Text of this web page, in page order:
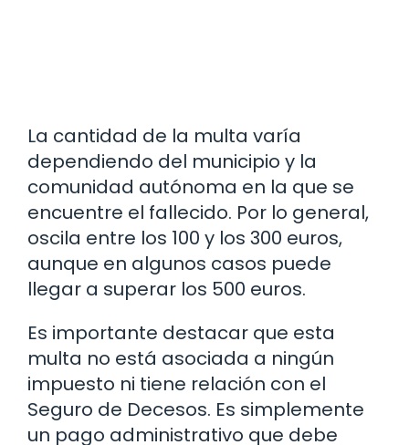
La cantidad de la multa varía
dependiendo del municipio y la
comunidad autónoma en la que se
encuentre el fallecido. Por lo general,
oscila entre los 100 y los 300 euros,
aunque en algunos casos puede
llegar a superar los 500 euros.
Es importante destacar que esta
multa no está asociada a ningún
impuesto ni tiene relación con el
Seguro de Decesos. Es simplemente
un pago administrativo que debe